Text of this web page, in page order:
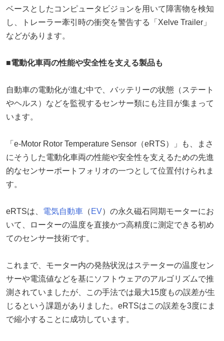
ベースとしたコンピュータビジョンを用いて障害物を検知
し、トレーラー牽引時の衝突を警告する「Xelve Trailer」
などがあります。
■電動化車両の性能や安全性を支える製品も
自動車の電動化が進む中で、バッテリーの状態（ステート
やヘルス）などを監視するセンサー類にも注目が集まって
います。
「e-Motor Rotor Temperature Sensor（eRTS）」も、まさ
にそうした電動化車両の性能や安全性を支えるための先進
的なセンサーポートフォリオの一つとして位置付けられま
す。
eRTSは、 電気自動車 （ EV）の永久磁石同期モーターにお
いて、ローターの温度を直接かつ高精度に測定できる初め
てのセンサー技術です。
これまで、モーター内の発熱状況はステーターの温度セン
サーや電流値などを基にソフトウェアのアルゴリズムで推
測されていましたが、この手法では最大15度もの誤差が生
じるという課題がありました。eRTSはこの誤差を3度にま
で縮小することに成功しています。